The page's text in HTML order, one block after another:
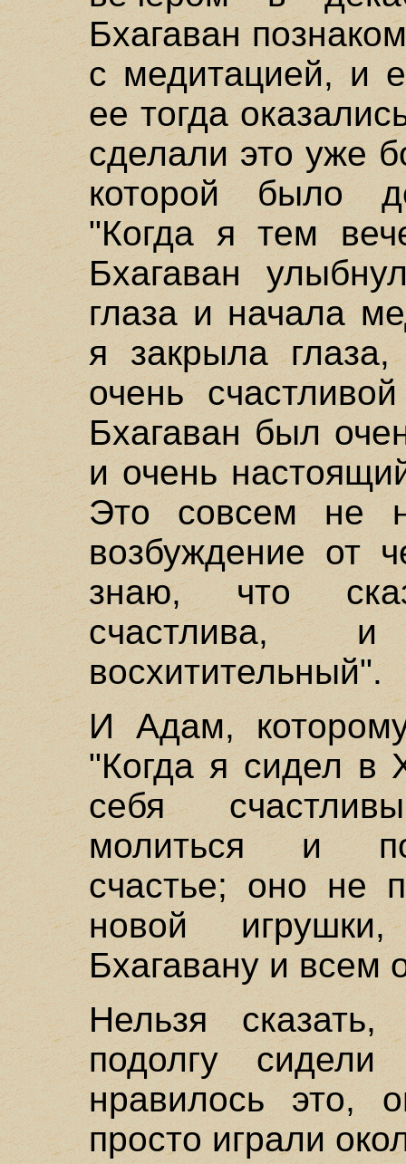
Бхагаван
с медитацией, и
ее тогда
сделали это уже
которой было
"Когда я тем
Бхагаван
глаза и начала
я закрыла
очень
Бхагаван был
и очень
Это совсем не
возбуждение от
знаю, что
счастлива,
восхитительный".
И Адам,
"Когда я сидел в
себя
молиться и
счастье; оно не
новой
Бхагавану и всем
Нельзя
подолгу
нравилось это,
просто играли